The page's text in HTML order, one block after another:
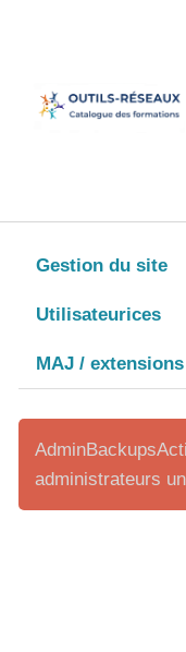
Aller au contenu
Gestion du site
Utilisateurices
MAJ / extensions
administrateurs